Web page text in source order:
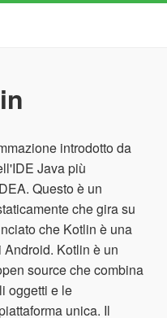
introdotto da
Java più
Questo è un
che gira su
che Kotlin è una
Kotlin è un
source che combina
oggetti e le
unica. Il